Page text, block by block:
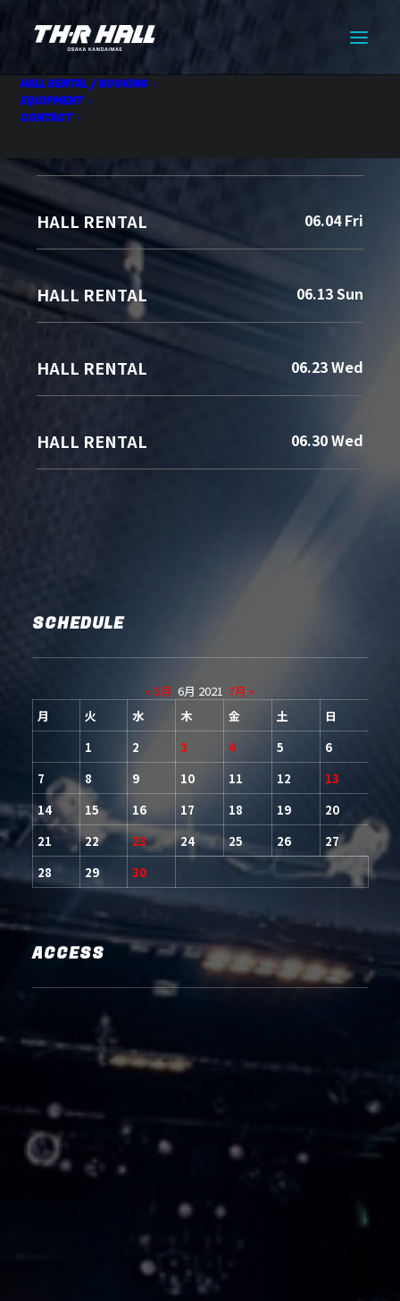
HALL RENTAL / BOOKING
EQUIPMENT
CONTACT
06.04 Fri
HALL RENTAL
06.13 Sun
HALL RENTAL
06.23 Wed
HALL RENTAL
06.30 Wed
HALL RENTAL
SCHEDULE
« 5月 6月 2021 7月 »
月
火 水 木 金 土
日
1
2 3 4 5
6
7
8 9 10 11 12
13
14
15 16 17 18 19
20
21
22 23 24 25 26
27
28
29 30
ACCESS